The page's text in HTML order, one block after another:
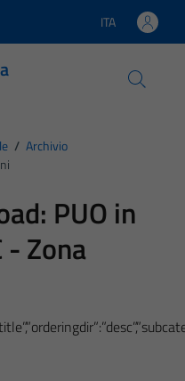
Lingua attiva:
ITA
/ Archivio
PUO in
- Zona